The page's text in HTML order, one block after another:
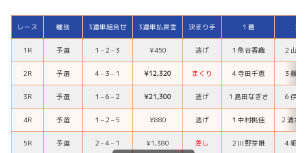
レース 種別 3連単組合せ 3連単払戻金 決まり手 １着 ２着
1R 予選 １ –２ –３ ¥450 逃げ １ 魚谷香織 ２ 山川
2R 予選 ４–３ –１ ¥12,320 まくり ４寺田千恵 ３ 藤田
3R 予選 １ –６ –２ ¥21,300 逃げ １ 島田なぎさ ６ 伊藤
4R 予選 １ –２ – ５ ¥880 逃げ １ 中村桃佳 ２ 清水
5R 予選 ２ –４ –１ ¥1,380 差し ２ 川野芽唯 ４ 細川